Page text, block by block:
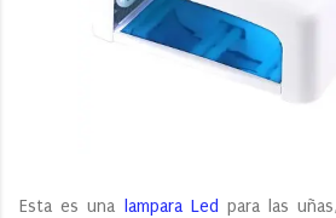
Esta es una lampara Led para las